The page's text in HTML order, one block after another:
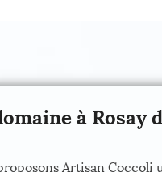
à
Artisan